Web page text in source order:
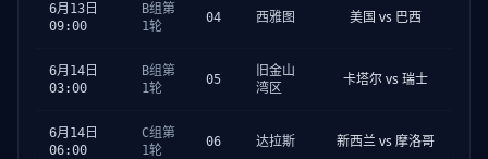
6月13日
09:00
B组第
1轮
04 西雅图 美国 vs 巴西
6月14日
03:00
B组第
1轮
05
旧金山
湾区
卡塔尔 vs 瑞士
6月14日
06:00
C组第
1轮
06 达拉斯 新西兰 vs 摩洛哥